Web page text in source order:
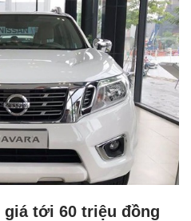
giá tới 60 triệu đồng